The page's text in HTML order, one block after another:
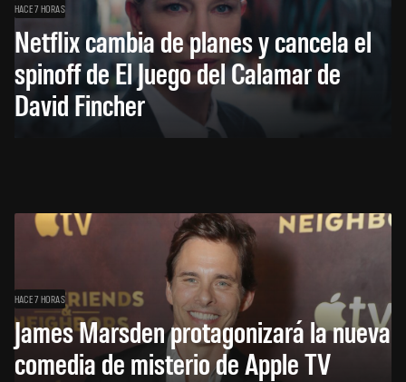
HACE 7 HORAS
Netflix cambia de planes y cancela el
spinoff de El Juego del Calamar de
David Fincher
HACE 7 HORAS
James Marsden protagonizará la nueva
comedia de misterio de Apple TV